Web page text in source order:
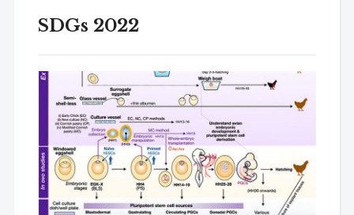
SDGs 2022